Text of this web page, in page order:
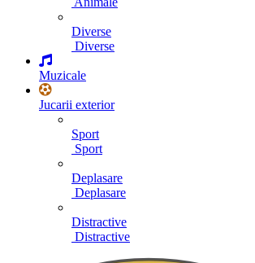
Diverse
Diverse
Muzicale
Jucarii exterior
Sport
Sport
Deplasare
Deplasare
Distractive
Distractive